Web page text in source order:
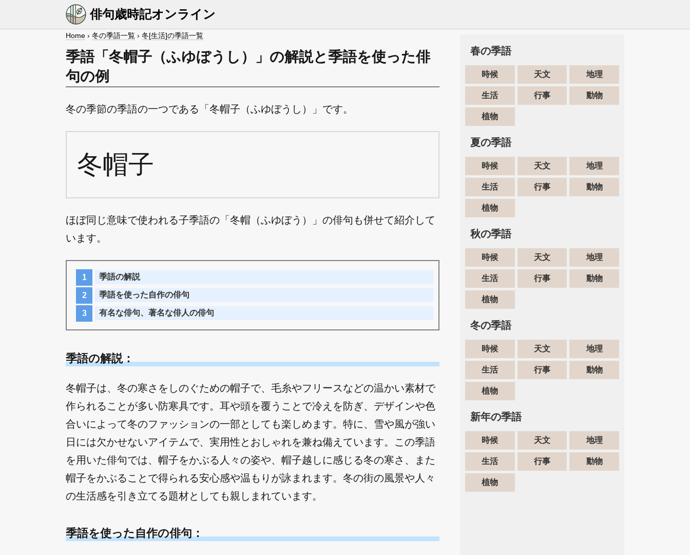
俳句歳時記オンライン
Home › 冬の季語一覧 › 冬[生活]の季語一覧
季語「冬帽子（ふゆぼうし）」の解説と季語を使った俳
句の例
冬の季節の季語の一つである「冬帽子（ふゆぼうし）」です。
冬帽子
ほぼ同じ意味で使われる子季語の「冬帽（ふゆぼう）」の俳句も併せて紹介して
います。
季語の解説
季語を使った自作の俳句
有名な俳句、著名な俳人の俳句
季語の解説：
冬帽子は、冬の寒さをしのぐための帽子で、毛糸やフリースなどの温かい素材で
作られることが多い防寒具です。耳や頭を覆うことで冷えを防ぎ、デザインや色
合いによって冬のファッションの一部としても楽しめます。特に、雪や風が強い
日には欠かせないアイテムで、実用性とおしゃれを兼ね備えています。この季語
を用いた俳句では、帽子をかぶる人々の姿や、帽子越しに感じる冬の寒さ、また
帽子をかぶることで得られる安心感や温もりが詠まれます。冬の街の風景や人々
の生活感を引き立てる題材としても親しまれています。
季語を使った自作の俳句：
春の季語
時候 天文 地理
生活 行事 動物
植物
夏の季語
時候 天文 地理
生活 行事 動物
植物
秋の季語
時候 天文 地理
生活 行事 動物
植物
冬の季語
時候 天文 地理
生活 行事 動物
植物
新年の季語
時候 天文 地理
生活 行事 動物
植物